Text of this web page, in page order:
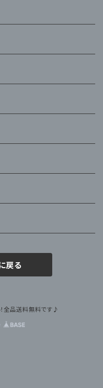
戻る
全品送料無料です♪